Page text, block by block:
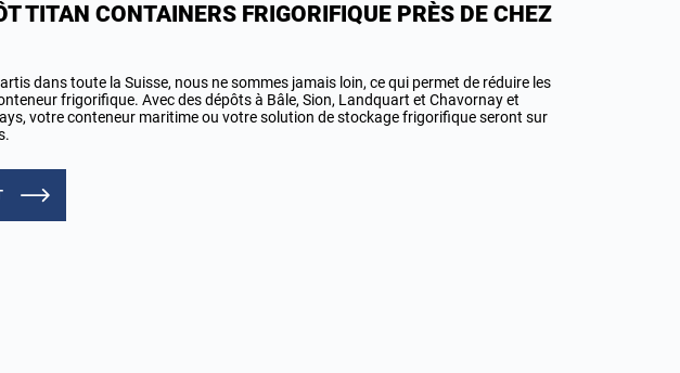
TITAN CONTAINERS FRIGORIFIQUE PRÈS DE CHEZ
dans toute la Suisse, nous ne sommes jamais loin, ce qui permet de réduire les
frigorifique. Avec des dépôts à Bâle, Sion, Landquart et Chavornay et
votre conteneur maritime ou votre solution de stockage frigorifique seront sur